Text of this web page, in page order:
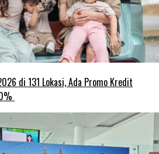
di 131 Lokasi, Ada Promo Kredit